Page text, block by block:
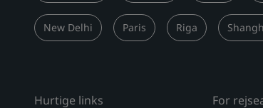
New Delhi Paris Riga
Hurtige links For